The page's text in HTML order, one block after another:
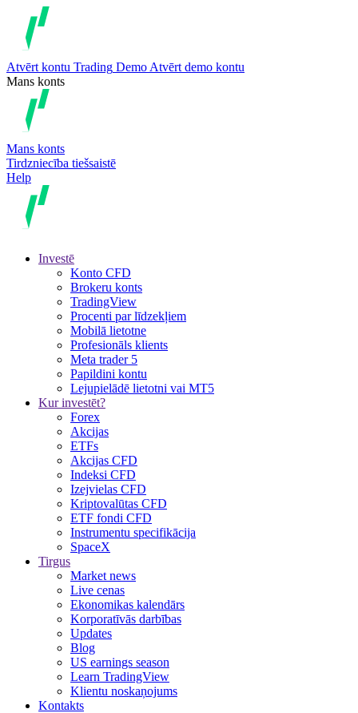
Atvērt kontu Trading Demo Atvērt demo kontu
Mans konts
Mans konts
Tirdzniecība tiešsaistē
Help
Investē
Konto CFD
Brokeru konts
TradingView
Procenti par līdzekļiem
Mobilā lietotne
Profesionāls klients
Meta trader 5
Papildini kontu
Lejupielādē lietotni vai MT5
Kur investēt?
Forex
Akcijas
ETFs
Akcijas CFD
Indeksi CFD
Izejvielas CFD
Kriptovalūtas CFD
ETF fondi CFD
Instrumentu specifikācija
SpaceX
Tirgus
Market news
Live cenas
Ekonomikas kalendārs
Korporatīvās darbības
Updates
Blog
US earnings season
Learn TradingView
Klientu noskaņojums
Kontakts